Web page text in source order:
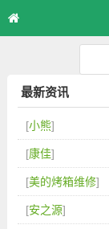
最新资讯
[小熊]
[康佳]
[美的烤箱维修]
[安之源]